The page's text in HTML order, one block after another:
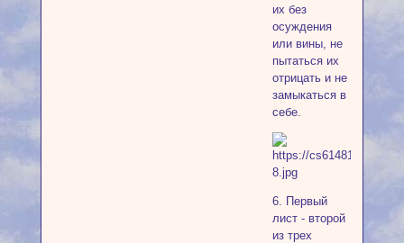
их без
осуждения
или вины, не
пытаться их
отрицать и не
замыкаться в
себе.
6. Первый
лист - второй
из трех